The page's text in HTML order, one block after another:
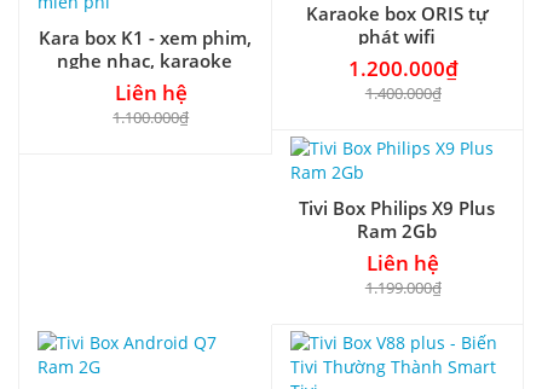
Kara box K1 - xem phim,
nghe nhạc, karaoke
miễn phí
Liên hệ
1.100.000₫
Karaoke box ORIS tự
phát wifi
1.200.000₫
1.400.000₫
Tivi Box Philips X9 Plus
Ram 2Gb
Liên hệ
1.199.000₫